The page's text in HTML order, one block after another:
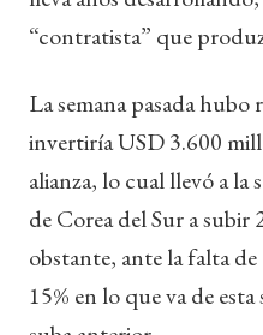
“contratista” que
La semana pasada
invertiría USD 3.600
alianza, lo cual llevó a
de Corea del Sur a subir
obstante, ante la falta de
15% en lo que va de